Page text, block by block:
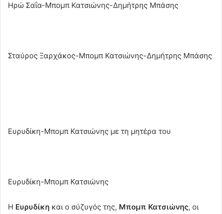
Ηρώ Σαΐα-Μπομπ Κατσιώνης-Δημήτρης Μπάσης
Σταύρος Ξαρχάκος-Μπομπ Κατσιώνης-Δημήτρης Μπάσης
Ευρυδίκη-Μπομπ Κατσιώνης με τη μητέρα του
Ευρυδίκη-Μπομπ Κατσιώνης
Η Ευρυδίκη και ο σύζυγός της, Μπομπ Κατσιώνης, οι